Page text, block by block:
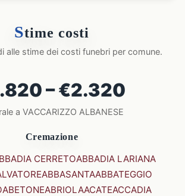
Stime costi
alle stime dei costi funebri per comune.
– €2.320
a VACCARIZZO ALBANESE
Cremazione
CERRETOABBADIA LARIANA
ABBASANTAABBATEGGIO
ABETONEABRIOLAACATEACCADIA